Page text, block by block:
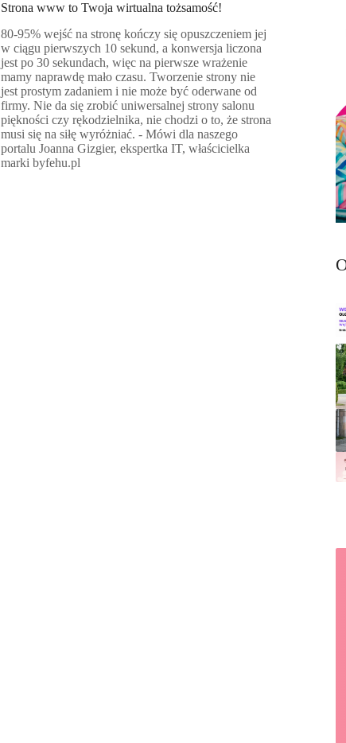
Strona www to Twoja wirtualna tożsamość!
80-95% wejść na stronę kończy się opuszczeniem jej
w ciągu pierwszych 10 sekund, a konwersja liczona
jest po 30 sekundach, więc na pierwsze wrażenie
mamy naprawdę mało czasu. Tworzenie strony nie
jest prostym zadaniem i nie może być oderwane od
firmy. Nie da się zrobić uniwersalnej strony salonu
piękności czy rękodzielnika, nie chodzi o to, że strona
musi się na siłę wyróżniać. - Mówi dla naszego
portalu Joanna Gizgier, ekspertka IT, właścicielka
marki byfehu.pl